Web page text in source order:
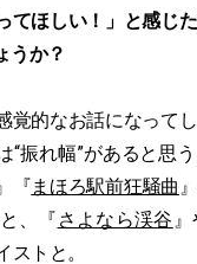
てほしい！」と感じ
うか？
覚的なお話になって
“振れ幅”があると思
『まほろ駅前狂騒曲
、『 さよなら渓谷
ストと。